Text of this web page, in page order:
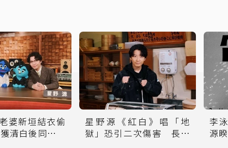
婆新垣結衣偷
清白後同框緋
星野源《紅白》唱「地
獄」恐引二次傷害 長文
李
源